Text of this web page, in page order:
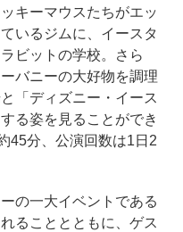
キーマウスたちがエッ
いるジムに、イースタ
ビットの学校。さら
バニーの大好物を調理
「ディズニー・イース
る姿を見ることができ
45分、公演回数は1日2
の一大イベントである
ることとともに、ゲス